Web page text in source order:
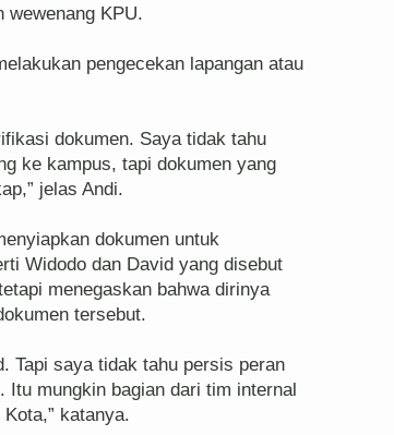
wewenang KPU.
pengecekan lapangan atau
dokumen. Saya tidak tahu
ke kampus, tapi dokumen yang
jelas Andi.
dokumen untuk
Widodo dan David yang disebut
menegaskan bahwa dirinya
tersebut.
Tapi saya tidak tahu persis peran
Itu mungkin bagian dari tim internal
katanya.